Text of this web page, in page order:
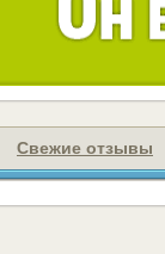
Свежие отзывы